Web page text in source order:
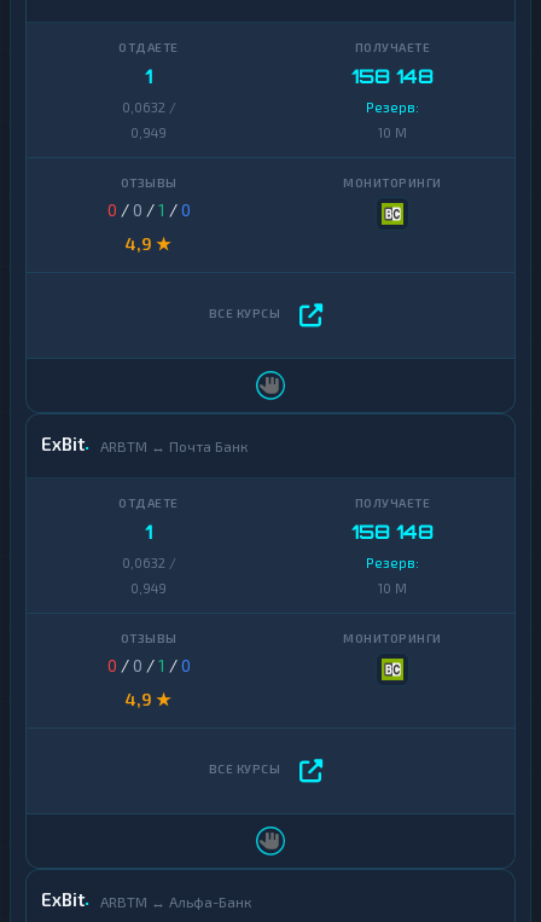
1
0,0632 /
0,949
158 148
Резерв:
10 M
0 / 0 /1 /0
4,9 ★
ExBit ARBTM ↔ Почта Банк
1
0,0632 /
0,949
158 148
Резерв:
10 M
0 / 0 /1 /0
4,9 ★
ExBit ARBTM ↔ Альфа-Банк